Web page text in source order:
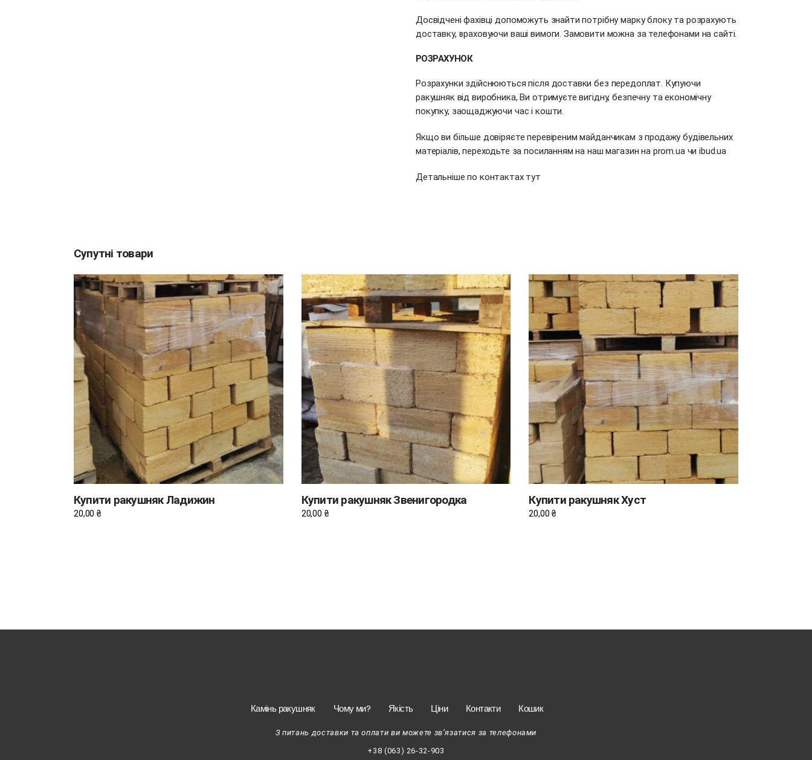
Досвідчені фахівці допоможуть знайти потрібну марку блоку та розрахують
доставку, враховуючи ваші вимоги. Замовити можна за телефонами на сайті.
РОЗРАХУНОК
Розрахунки здійснюються після доставки без передоплат. Купуючи
ракушняк від виробника, Ви отримуєте вигідну, безпечну та економічну
покупку, заощаджуючи час і кошти.
Якщо ви більше довіряєте перевіреним майданчикам з продажу будівельних
матеріалів, переходьте за посиланням на наш магазин на prom.uaчиibud.ua
Детальніше по контактах тут
Супутні товари
ДОДАТИ В КОШИК
Купити ракушняк Ладижин
20,00 ₴
ДОДАТИ В КОШИК
Купити ракушняк Звенигородка
20,00 ₴
ДОДАТИ В КОШИК
Купити ракушняк Хуст
20,00 ₴
Камінь ракушняк Чому ми? Якість Ціни Контакти Кошик
З питань доставки та оплати ви можете зв’язатися за телефонами
+38 (063) 26-32-903